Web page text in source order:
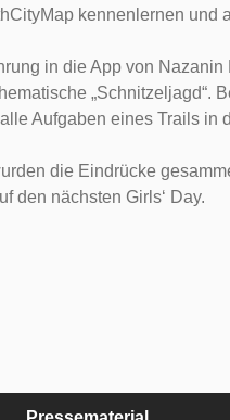
kennenlernen und
in die App von
Aufgaben eines Trails in
die Eindrücke
den nächsten Girls‘ Day.